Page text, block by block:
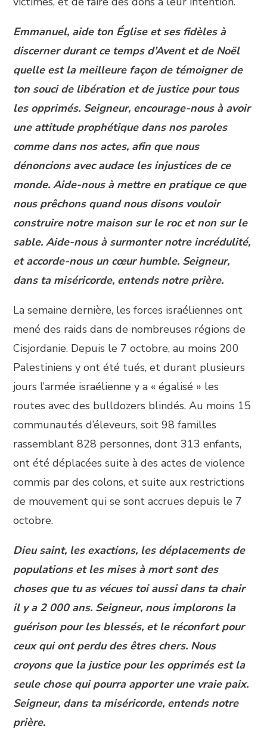
Emmanuel, aide ton Église et ses fidèles à
discerner durant ce temps d’Avent et de Noël
quelle est la meilleure façon de témoigner de
ton souci de libération et de justice pour tous
les opprimés. Seigneur, encourage-nous à avoir
une attitude prophétique dans nos paroles
comme dans nos actes, afin que nous
dénoncions avec audace les injustices de ce
monde. Aide-nous à mettre en pratique ce que
nous prêchons quand nous disons vouloir
construire notre maison sur le roc et non sur le
sable. Aide-nous à surmonter notre incrédulité,
et accorde-nous un cœur humble. Seigneur,
dans ta miséricorde, entends notre prière.
La semaine dernière, les forces israéliennes ont
mené des raids dans de nombreuses régions de
Cisjordanie. Depuis le 7 octobre, au moins 200
Palestiniens y ont été tués, et durant plusieurs
jours l’armée israélienne y a « égalisé » les
routes avec des bulldozers blindés. Au moins 15
communautés d’éleveurs, soit 98 familles
rassemblant 828 personnes, dont 313 enfants,
ont été déplacées suite à des actes de violence
commis par des colons, et suite aux restrictions
de mouvement qui se sont accrues depuis le 7
octobre.
Dieu saint, les exactions, les déplacements de
populations et les mises à mort sont des
choses que tu as vécues toi aussi dans ta chair
il y a 2 000 ans. Seigneur, nous implorons la
guérison pour les blessés, et le réconfort pour
ceux qui ont perdu des êtres chers. Nous
croyons que la justice pour les opprimés est la
seule chose qui pourra apporter une vraie paix.
Seigneur, dans ta miséricorde, entends notre
prière.